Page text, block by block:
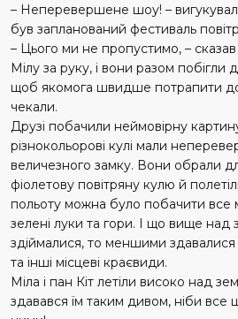
– Неперевершене шоу! – вигукували
був запланований фестиваль
– Цього ми не пропустимо, – сказав
Мілу за руку, і вони разом побігли
щоб якомога швидше потрапити
чекали.
Друзі побачили неймовірну
різнокольорові кулі мали
величезного замку. Вони обрали
фіолетову повітряну кулю й
польоту можна було побачити все
зелені луки та гори. І що вище
здіймалися, то меншими
та інші місцеві краєвиди.
Міла і пан Кіт летіли високо над
здавався їм таким дивом, ніби все